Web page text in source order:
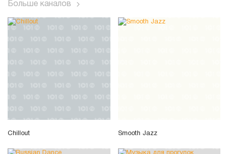
Больше каналов
Chillout Smooth Jazz